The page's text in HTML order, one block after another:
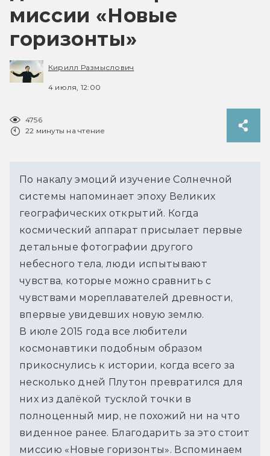
миссии «Новые
горизонты»
Кирилл Размыслович
4 июля, 12:00
4756
22 минуты на чтение
По накалу эмоций изучение Солнечной
системы напоминает эпоху Великих
географических открытий. Когда
космический аппарат присылает первые
детальные фотографии другого
небесного тела, люди испытывают
чувства, которые можно сравнить с
чувствами мореплавателей древности,
впервые увидевших новую землю.
В июле 2015 года все любители
космонавтики подобным образом
прикоснулись к истории, когда всего за
несколько дней Плутон превратился для
них из далёкой тусклой точки в
полноценный мир, не похожий ни на что
виденное ранее. Благодарить за это стоит
миссию «Новые горизонты». Вспоминаем